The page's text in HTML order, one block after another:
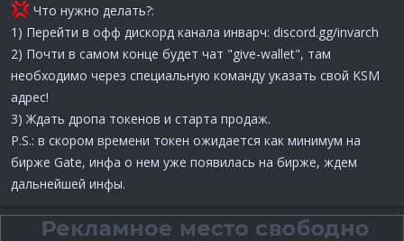
Что нужно делать?:
1) Перейти в офф дискорд канала инварч: discord.gg/invarch
2) Почти в самом конце будет чат "give-wallet", там
необходимо через специальную команду указать свой KSM
адрес!
3) Ждать дропа токенов и старта продаж.
P.S.: в скором времени токен ожидается как минимум на
бирже Gate, инфа о нем уже появилась на бирже, ждем
дальнейшей инфы.